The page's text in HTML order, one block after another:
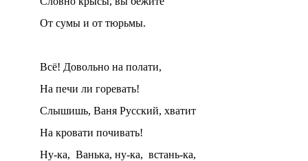
От сумы и от тюрьмы.
Всё! Довольно на полати,
На печи ли горевать!
Слышишь, Ваня Русский, хватит
На кровати почивать!
Ну-ка, Ванька, ну-ка, встань-ка,